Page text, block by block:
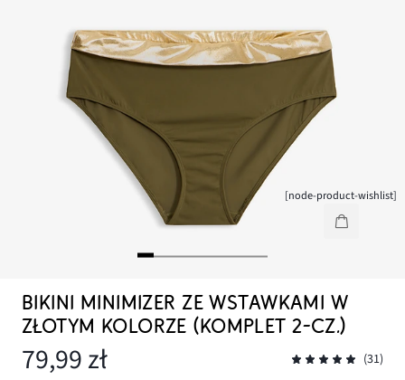
[node-product-wishlist]
BIKINI MINIMIZER ZE WSTAWKAMI W
ZŁOTYM KOLORZE (KOMPLET 2-CZ.)
79,99 zł (31)